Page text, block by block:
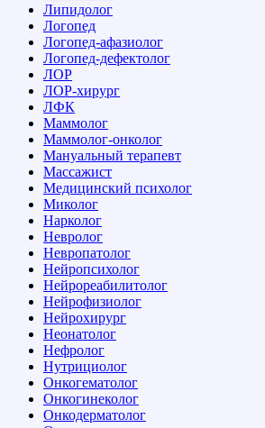
Липидолог
Логопед
Логопед-афазиолог
Логопед-дефектолог
ЛОР
ЛОР-хирург
ЛФК
Маммолог
Маммолог-онколог
Мануальный терапевт
Массажист
Медицинский психолог
Миколог
Нарколог
Невролог
Невропатолог
Нейропсихолог
Нейрореабилитолог
Нейрофизиолог
Нейрохирург
Неонатолог
Нефролог
Нутрициолог
Онкогематолог
Онкогинеколог
Онкодерматолог